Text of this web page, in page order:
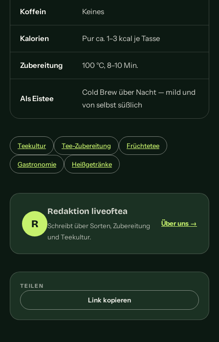
Koffein Keines
Kalorien Pur ca. 1–3 kcal je Tasse
Zubereitung 100 °C, 8–10 Min.
Als Eistee
Cold Brew über Nacht — mild und
von selbst süßlich
Teekultur Tee-Zubereitung Früchtetee
Gastronomie Heißgetränke
R
Redaktion liveoftea
Schreibt über Sorten, Zubereitung
und Teekultur.
Über uns →
TEILEN
Link kopieren